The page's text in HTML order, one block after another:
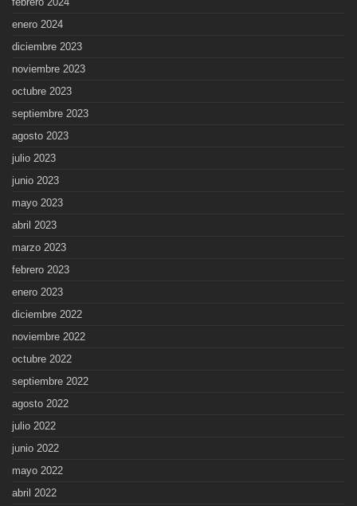
enero 2024
diciembre 2023
noviembre 2023
octubre 2023
septiembre 2023
agosto 2023
julio 2023
junio 2023
mayo 2023
abril 2023
marzo 2023
febrero 2023
enero 2023
diciembre 2022
noviembre 2022
octubre 2022
septiembre 2022
agosto 2022
julio 2022
junio 2022
mayo 2022
abril 2022